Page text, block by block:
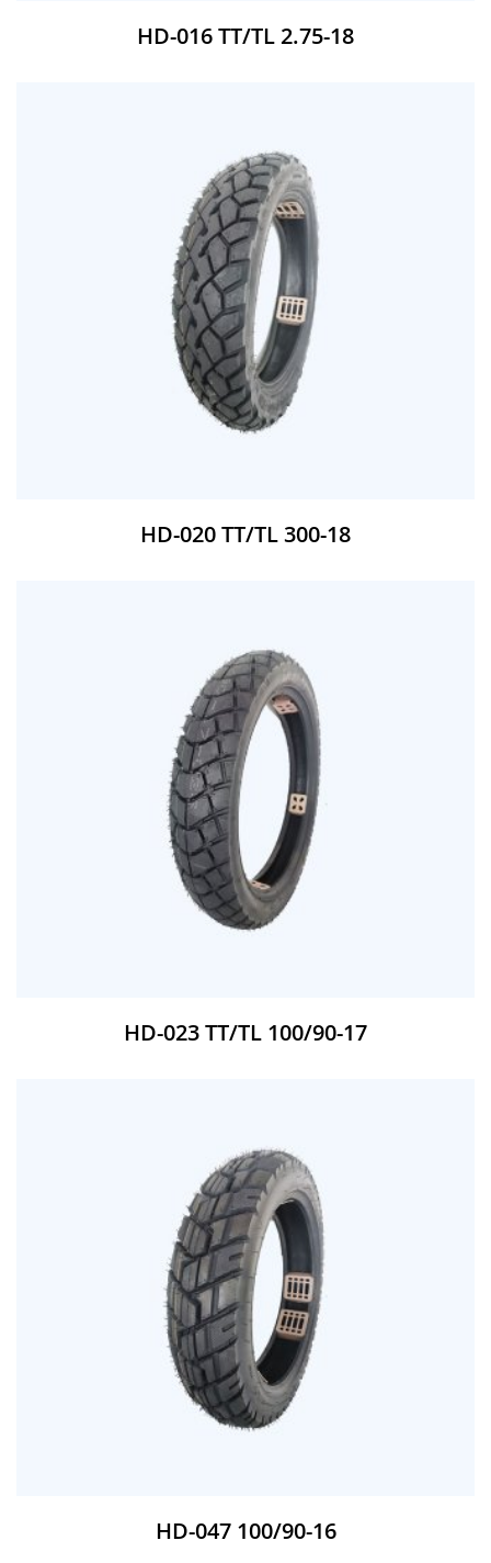
HD-016 TT/TL 2.75-18
HD-020 TT/TL 300-18
HD-023 TT/TL 100/90-17
HD-047 100/90-16